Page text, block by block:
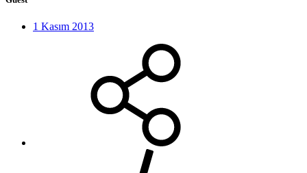
1 Kasım 2013